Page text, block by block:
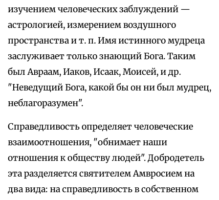
изучением человеческих заблуждений —
астрологией, измерением воздушного
пространства и т. п. Имя истинного мудреца
заслуживает только знающий Бога. Таким
был Авраам, Иаков, Исаак, Моисей, и др.
"Неведущий Бога, какой бы он ни был мудрец,
неблагоразумен".
Справедливость определяет человеческие
взаимоотношения, "обнимает наши
отношения к обществу людей". Добродетель
эта разделяется святителем Амвросием на
два вида: на справедливость в собственном